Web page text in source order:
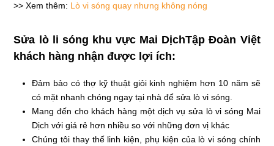
>> Xem thêm: Lò vi sóng quay nhưng không nóng
Sửa lò li sóng khu vực Mai DịchTập Đoàn Việt
khách hàng nhận được lợi ích:
Đảm bảo có thợ kỹ thuật giỏi kinh nghiệm hơn 10 năm sẽ
có mặt nhanh chóng ngay tại nhà để sửa lò vi sóng.
Mang đến cho khách hàng một dịch vụ sửa lò vi sóng Mai
Dịch với giá rẻ hơn nhiều so với những đơn vị khác
Chúng tôi thay thế linh kiện, phụ kiện của lò vi sóng chính